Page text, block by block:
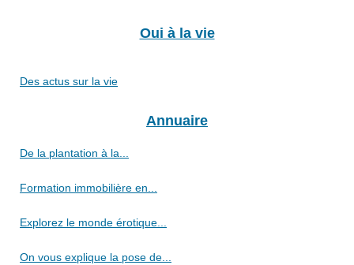
Oui à la vie
Des actus sur la vie
Annuaire
De la plantation à la...
Formation immobilière en...
Explorez le monde érotique...
On vous explique la pose de...